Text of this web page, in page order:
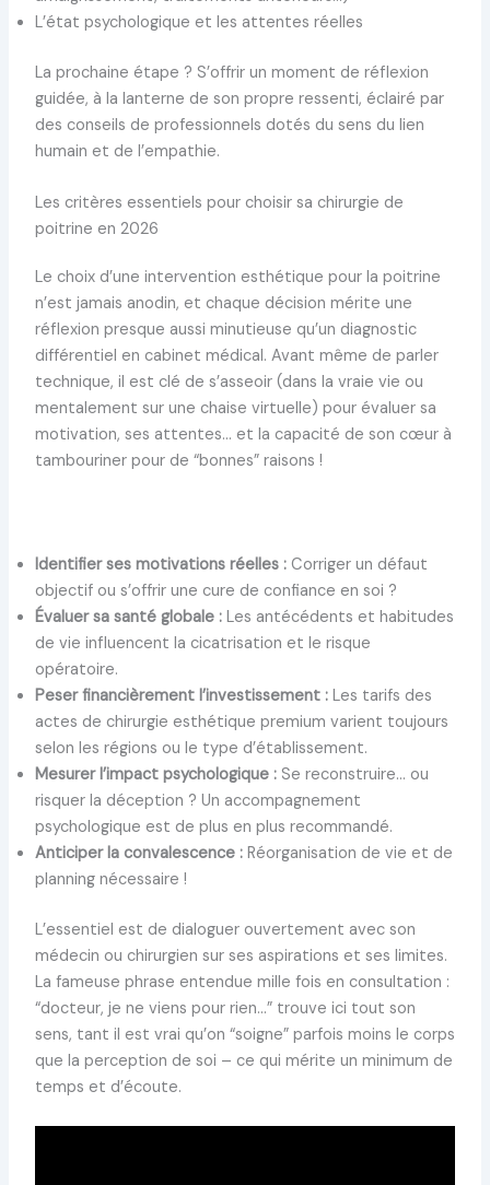
L’état psychologique et les attentes réelles
La prochaine étape ? S’offrir un moment de réflexion
guidée, à la lanterne de son propre ressenti, éclairé par
des conseils de professionnels dotés du sens du lien
humain et de l’empathie.
Les critères essentiels pour choisir sa chirurgie de
poitrine en 2026
Le choix d’une intervention esthétique pour la poitrine
n’est jamais anodin, et chaque décision mérite une
réflexion presque aussi minutieuse qu’un diagnostic
différentiel en cabinet médical. Avant même de parler
technique, il est clé de s’asseoir (dans la vraie vie ou
mentalement sur une chaise virtuelle) pour évaluer sa
motivation, ses attentes… et la capacité de son cœur à
tambouriner pour de “bonnes” raisons !
Identifier ses motivations réelles :Corriger un défaut
objectif ou s’offrir une cure de confiance en soi ?
Évaluer sa santé globale :Les antécédents et habitudes
de vie influencent la cicatrisation et le risque
opératoire.
Peser financièrement l’investissement :Les tarifs des
actes de chirurgie esthétique premium varient toujours
selon les régions ou le type d’établissement.
Mesurer l’impact psychologique :Se reconstruire… ou
risquer la déception ? Un accompagnement
psychologique est de plus en plus recommandé.
Anticiper la convalescence :Réorganisation de vie et de
planning nécessaire !
L’essentiel est de dialoguer ouvertement avec son
médecin ou chirurgien sur ses aspirations et ses limites.
La fameuse phrase entendue mille fois en consultation :
“docteur, je ne viens pour rien…” trouve ici tout son
sens, tant il est vrai qu’on “soigne” parfois moins le corps
que la perception de soi – ce qui mérite un minimum de
temps et d’écoute.